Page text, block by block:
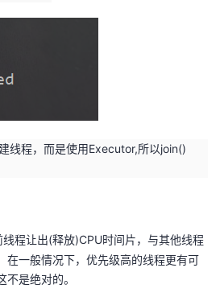
线程，而是使用Executor,所以join()
线程让出(释放)CPU时间片，与其他线程
在一般情况下，优先级高的线程更有可
是绝对的。